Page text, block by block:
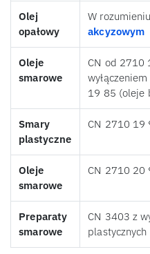
Olej
opałowy
W rozumieniu
akcyzowym
Oleje
smarowe
CN od 2710
19 85 (oleje
Smary
plastyczne
CN 2710 19
Oleje
smarowe
CN 2710 20
Preparaty
smarowe
CN 3403 z
plastycznych